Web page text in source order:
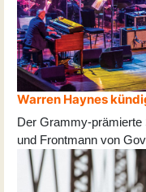
Warren Haynes
Der Grammy-prämierte
und Frontmann von